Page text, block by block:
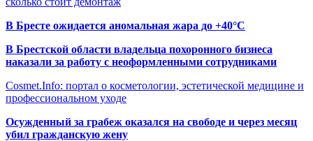
В Бресте ожидается аномальная жара до +40°C
В Брестской области владельца похоронного бизнеса
наказали за работу с неоформленными сотрудниками
Cosmet.Info: портал о косметологии, эстетической медицине и
профессиональном уходе
Осужденный за грабеж оказался на свободе и через месяц
убил гражданскую жену